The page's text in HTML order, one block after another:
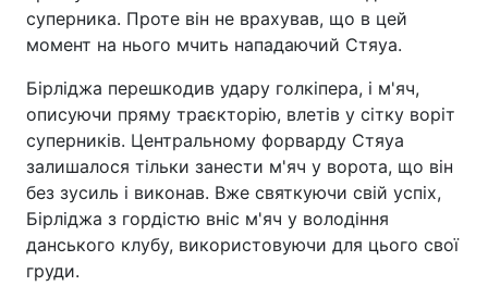
суперника. Проте він не врахував, що в цей
момент на нього мчить нападаючий Стяуа.
Бірліджа перешкодив удару голкіпера, і м'яч,
описуючи пряму траєкторію, влетів у сітку воріт
суперників. Центральному форварду Стяуа
залишалося тільки занести м'яч у ворота, що він
без зусиль і виконав. Вже святкуючи свій успіх,
Бірліджа з гордістю вніс м'яч у володіння
данського клубу, використовуючи для цього свої
груди.